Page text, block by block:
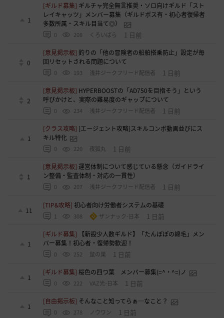
1
[ギルド募集] ギルチャ完全無言推奨・ソロ向けギルド「スト
レイキャッツ」メンバー募集（ギルドボス有・初心者復帰者
多数所属・スキル目当て◎）
0 208 くろいばら 1 日前
0
[意見掲示板]釣りの「他の冒険者の船舶搭乗防止」設定が毎
回リセットされる問題について
0 193 浅井ジークフリード配信者 1 日前
2
[意見掲示板] HYPERBOOSTの「AD750を目指そう」という
呼びかけと、実際の難易度のギャップについて
0 234 浅井ジークフリード配信者 1 日前
1
[クラス攻略] [エージェント攻略]スキルコンボ動画並びにス
キル特化
0 220 夜狐丸 1 日前
1
[意見掲示板]運営体制について感じている懸念（ガイドライ
ン整備・監査体制・対応の一貫性）
0 207 浅井ジークフリード配信者 1 日前
11
[TIP&攻略]初心者向け労働者システムの基礎
1 308 ザンナック-日本 1 日前
1
[ギルド募集]
【新設少人数ギルド】「たんぽぽの綿毛」メン
バー募集！初心者・復帰勢歓迎！
0 252 鼠の巣 1 日前
1
[ギルド募集]桜色の四つ葉 メンバー募集(=^・^=)ノ
0 222 VAZ光-日本 1 日前
1
[自由掲示板] そんなこと知ってらぁ…なこと？
0 278 ノウワン 1 日前